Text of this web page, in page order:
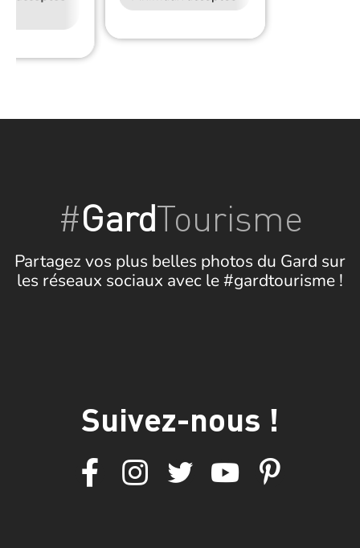
#GardTourisme
Partagez vos plus belles photos du Gard sur
les réseaux sociaux avec le #gardtourisme !
Suivez-nous !